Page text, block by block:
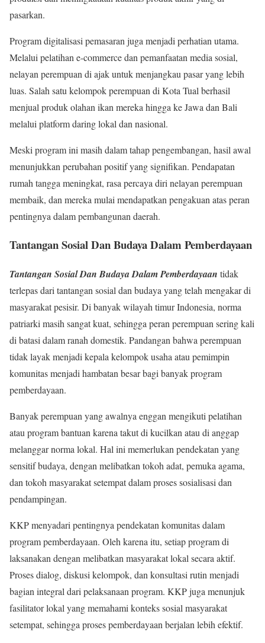
pasarkan.
Program digitalisasi pemasaran juga menjadi perhatian utama.
Melalui pelatihan e-commerce dan pemanfaatan media sosial,
nelayan perempuan di ajak untuk menjangkau pasar yang lebih
luas. Salah satu kelompok perempuan di Kota Tual berhasil
menjual produk olahan ikan mereka hingga ke Jawa dan Bali
melalui platform daring lokal dan nasional.
Meski program ini masih dalam tahap pengembangan, hasil awal
menunjukkan perubahan positif yang signifikan. Pendapatan
rumah tangga meningkat, rasa percaya diri nelayan perempuan
membaik, dan mereka mulai mendapatkan pengakuan atas peran
pentingnya dalam pembangunan daerah.
Tantangan Sosial Dan Budaya Dalam Pemberdayaan
Tantangan Sosial Dan Budaya Dalam Pemberdayaan tidak
terlepas dari tantangan sosial dan budaya yang telah mengakar di
masyarakat pesisir. Di banyak wilayah timur Indonesia, norma
patriarki masih sangat kuat, sehingga peran perempuan sering kali
di batasi dalam ranah domestik. Pandangan bahwa perempuan
tidak layak menjadi kepala kelompok usaha atau pemimpin
komunitas menjadi hambatan besar bagi banyak program
pemberdayaan.
Banyak perempuan yang awalnya enggan mengikuti pelatihan
atau program bantuan karena takut di kucilkan atau di anggap
melanggar norma lokal. Hal ini memerlukan pendekatan yang
sensitif budaya, dengan melibatkan tokoh adat, pemuka agama,
dan tokoh masyarakat setempat dalam proses sosialisasi dan
pendampingan.
KKP menyadari pentingnya pendekatan komunitas dalam
program pemberdayaan. Oleh karena itu, setiap program di
laksanakan dengan melibatkan masyarakat lokal secara aktif.
Proses dialog, diskusi kelompok, dan konsultasi rutin menjadi
bagian integral dari pelaksanaan program. KKP juga menunjuk
fasilitator lokal yang memahami konteks sosial masyarakat
setempat, sehingga proses pemberdayaan berjalan lebih efektif.